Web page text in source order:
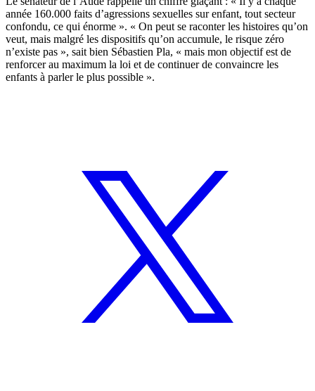
année 160.000 faits d’agressions sexuelles sur enfant, tout secteur
confondu, ce qui énorme ». « On peut se raconter les histoires qu’on
veut, mais malgré les dispositifs qu’on accumule, le risque zéro
n’existe pas », sait bien Sébastien Pla, « mais mon objectif est de
renforcer au maximum la loi et de continuer de convaincre les
enfants à parler le plus possible ».